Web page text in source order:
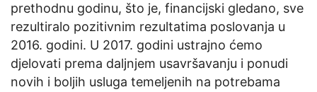
prethodnu godinu, što je, financijski gledano, sve
rezultiralo pozitivnim rezultatima poslovanja u
2016. godini. U 2017. godini ustrajno ćemo
djelovati prema daljnjem usavršavanju i ponudi
novih i boljih usluga temeljenih na potrebama